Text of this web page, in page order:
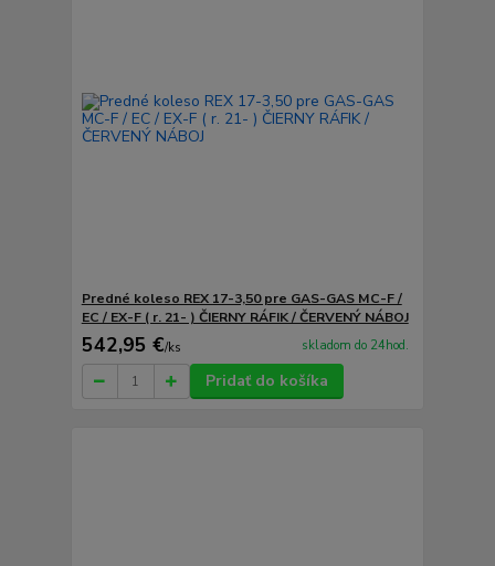
Predné koleso REX 17-3,50 pre GAS-GAS MC-F /
EC / EX-F ( r. 21- ) ČIERNY RÁFIK / ČERVENÝ NÁBOJ
542,95 €/ks skladom do 24hod.
Pridať do košíka